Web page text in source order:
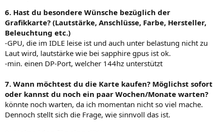
6. Hast du besondere Wünsche bezüglich der
Grafikkarte? (Lautstärke, Anschlüsse, Farbe, Hersteller,
Beleuchtung etc.)
-GPU, die im IDLE leise ist und auch unter belastung nicht zu
Laut wird, lautstärke wie bei sapphire gpus ist ok.
-min. einen DP-Port, welcher 144hz unterstützt
7. Wann möchtest du die Karte kaufen? Möglichst sofort
oder kannst du noch ein paar Wochen/Monate warten?
könnte noch warten, da ich momentan nicht so viel mache.
Dennoch stellt sich die Frage, wie sinnvoll das ist.